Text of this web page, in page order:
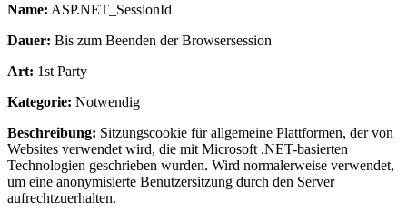
Name: ASP.NET_SessionId
Dauer: Bis zum Beenden der Browsersession
Art: 1st Party
Kategorie: Notwendig
Beschreibung: Sitzungscookie für allgemeine Plattformen, der von
Websites verwendet wird, die mit Microsoft .NET-basierten
Technologien geschrieben wurden. Wird normalerweise verwendet,
um eine anonymisierte Benutzersitzung durch den Server
aufrechtzuerhalten.